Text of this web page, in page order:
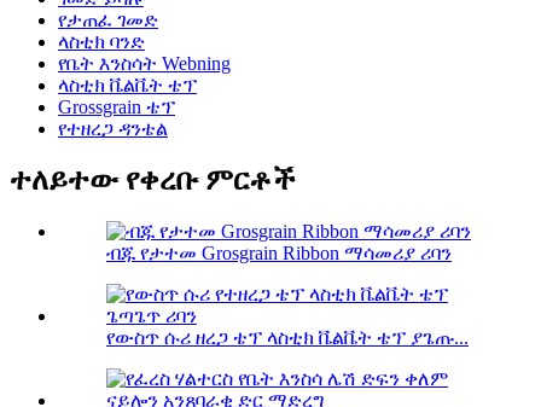
የታጠፈ ገመድ
ላስቲክ ባንድ
የቤት እንስሳት Webning
ላስቲክ ቬልቬት ቴፕ
Grossgrain ቴፕ
የተዘረጋ ዳንቴል
ተለይተው የቀረቡ ምርቶች
ብጁ የታተመ Grosgrain Ribbon ማሳመሪያ ሪባን
የውስጥ ሱሪ ዘረጋ ቴፕ ላስቲክ ቬልቬት ቴፕ ያጌጡ...